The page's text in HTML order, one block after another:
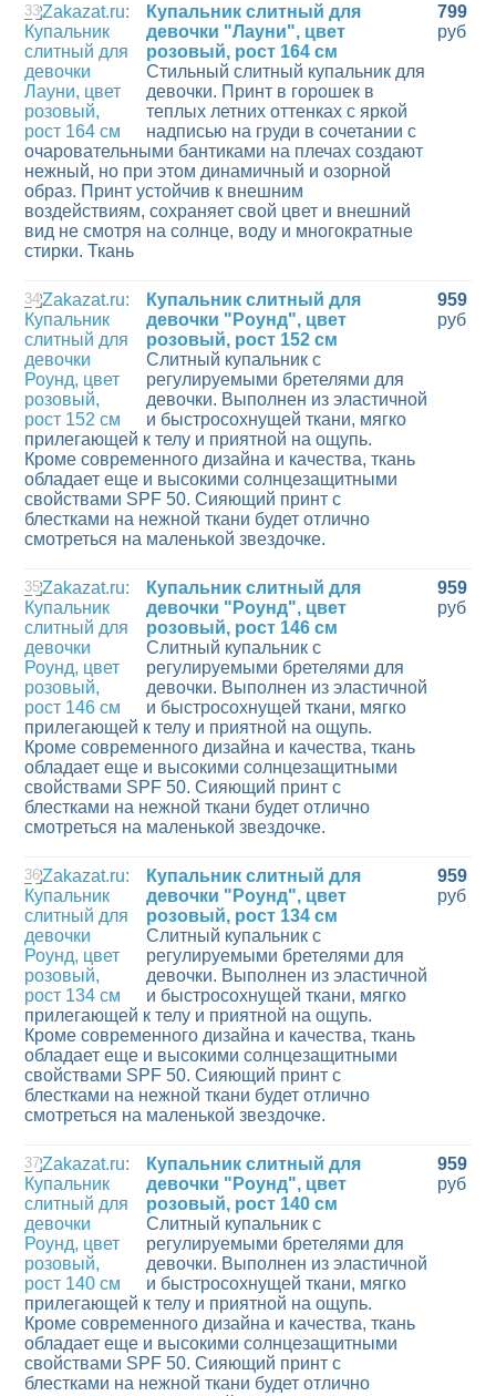
33
Купальник слитный для
девочки "Лауни", цвет
розовый, рост 164 см
Стильный слитный купальник для
девочки. Принт в горошек в
теплых летних оттенках с яркой
надписью на груди в сочетании с
очаровательными бантиками на плечах создают
нежный, но при этом динамичный и озорной
образ. Принт устойчив к внешним
воздействиям, сохраняет свой цвет и внешний
вид не смотря на солнце, воду и многократные
стирки. Ткань
799
руб
34
Купальник слитный для
девочки "Роунд", цвет
розовый, рост 152 см
Слитный купальник с
регулируемыми бретелями для
девочки. Выполнен из эластичной
и быстросохнущей ткани, мягко
прилегающей к телу и приятной на ощупь.
Кроме современного дизайна и качества, ткань
обладает еще и высокими солнцезащитными
свойствами SPF 50. Сияющий принт с
блестками на нежной ткани будет отлично
смотреться на маленькой звездочке.
959
руб
35
Купальник слитный для
девочки "Роунд", цвет
розовый, рост 146 см
Слитный купальник с
регулируемыми бретелями для
девочки. Выполнен из эластичной
и быстросохнущей ткани, мягко
прилегающей к телу и приятной на ощупь.
Кроме современного дизайна и качества, ткань
обладает еще и высокими солнцезащитными
свойствами SPF 50. Сияющий принт с
блестками на нежной ткани будет отлично
смотреться на маленькой звездочке.
959
руб
36
Купальник слитный для
девочки "Роунд", цвет
розовый, рост 134 см
Слитный купальник с
регулируемыми бретелями для
девочки. Выполнен из эластичной
и быстросохнущей ткани, мягко
прилегающей к телу и приятной на ощупь.
Кроме современного дизайна и качества, ткань
обладает еще и высокими солнцезащитными
свойствами SPF 50. Сияющий принт с
блестками на нежной ткани будет отлично
смотреться на маленькой звездочке.
959
руб
37
Купальник слитный для
девочки "Роунд", цвет
розовый, рост 140 см
Слитный купальник с
регулируемыми бретелями для
девочки. Выполнен из эластичной
и быстросохнущей ткани, мягко
прилегающей к телу и приятной на ощупь.
Кроме современного дизайна и качества, ткань
обладает еще и высокими солнцезащитными
свойствами SPF 50. Сияющий принт с
блестками на нежной ткани будет отлично
959
руб